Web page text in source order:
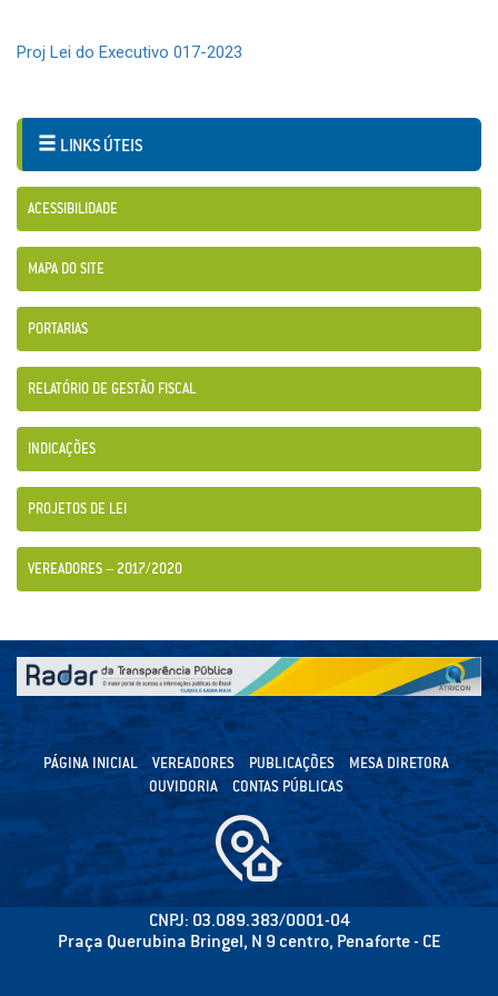
Proj Lei do Executivo 017-2023
LINKS ÚTEIS
ACESSIBILIDADE
MAPA DO SITE
PORTARIAS
RELATÓRIO DE GESTÃO FISCAL
INDICAÇÕES
PROJETOS DE LEI
VEREADORES – 2017/2020
PÁGINA INICIAL VEREADORES PUBLICAÇÕES
MESA DIRETORA
OUVIDORIA
CONTAS PÚBLICAS
CNPJ: 03.089.383/0001-04
Praça Querubina Bringel, N 9 centro, Penaforte - CE